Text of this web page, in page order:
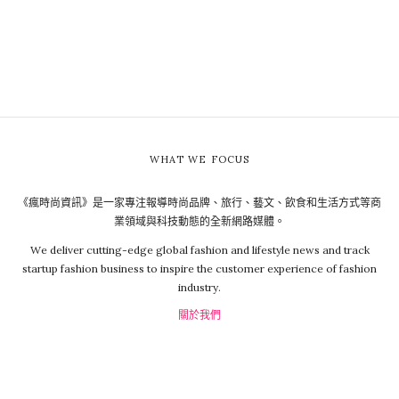
WHAT WE FOCUS
《瘋時尚資訊》是一家專注報導時尚品牌、旅行、藝文、飲食和生活方式等商
業領域與科技動態的全新網路媒體。
We deliver cutting-edge global fashion and lifestyle news and track
startup fashion business to inspire the customer experience of fashion
industry.
關於我們